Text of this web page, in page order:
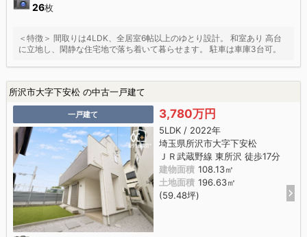
26枚
＜特徴＞ 間取りは4LDK、全居室6帖以上のゆとり設計。 和室あり 高台
に立地し、閑静な住宅地で落ち着いて暮らせます。 駐車は車庫3台可。
所沢市大字下安松 の中古一戸建て
一戸建て 3,780万円
5LDK / 2022年
埼玉県所沢市大字下安松
ＪＲ武蔵野線 東所沢 徒歩17分
建物面積 108.13㎡
土地面積 196.63㎡
(59.48坪)